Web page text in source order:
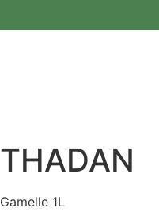
THADAN
Gamelle 1L